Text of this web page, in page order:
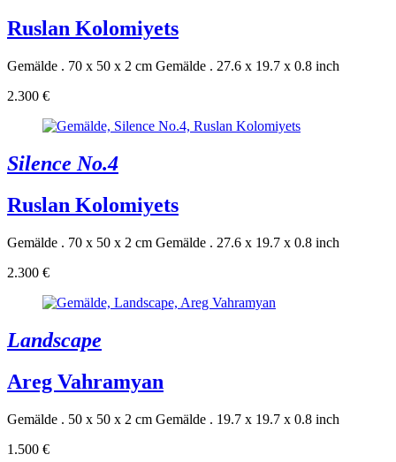
Ruslan Kolomiyets
Gemälde . 70 x 50 x 2 cm Gemälde . 27.6 x 19.7 x 0.8 inch
2.300 €
Silence No.4
Ruslan Kolomiyets
Gemälde . 70 x 50 x 2 cm Gemälde . 27.6 x 19.7 x 0.8 inch
2.300 €
Landscape
Areg Vahramyan
Gemälde . 50 x 50 x 2 cm Gemälde . 19.7 x 19.7 x 0.8 inch
1.500 €